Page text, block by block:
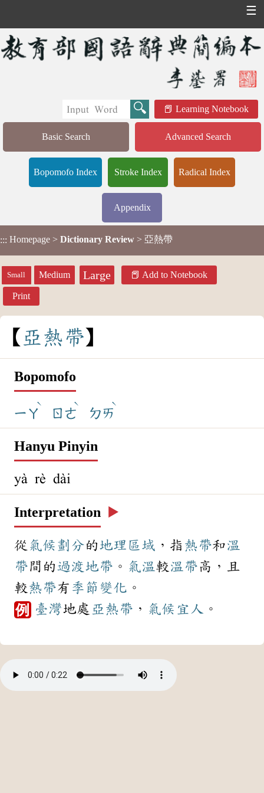
☰
Learning Notebook
Basic Search Advanced Search
Bopomofo Index Stroke Index Radical Index
Appendix
::: Homepage > Dictionary Review > 亞熱帶
Small Medium Large Add to Notebook
Print
亞 熱帶
Bopomofo
ㄧㄚ
ˋ
ㄖㄜ
ˋ
ㄉㄞ
ˋ
Hanyu Pinyin
yà rè dài
Interpretation ▶️
從 氣候 劃分的地理 區域 ，指 熱帶和溫
帶間的過渡地帶 。 氣溫 較 溫帶高，且
較 熱帶有 季節 變化 。
例 臺灣地處 亞熱帶 ， 氣候 宜人 。